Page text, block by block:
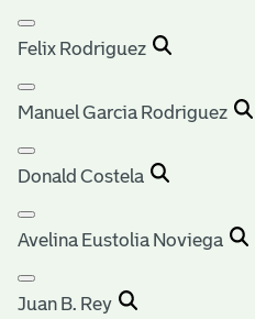
Felix Rodriguez
Manuel Garcia Rodriguez
Donald Costela
Avelina Eustolia Noviega
Juan B. Rey